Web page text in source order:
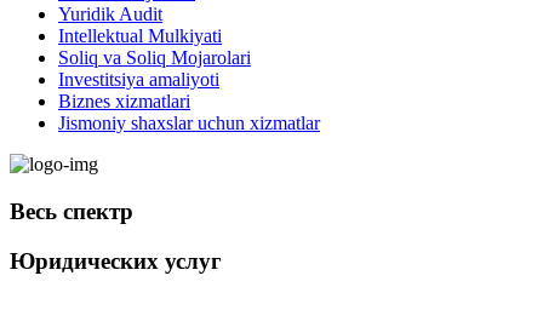
Yuridik Audit
Intellektual Mulkiyati
Soliq va Soliq Mojarolari
Investitsiya amaliyoti
Biznes xizmatlari
Jismoniy shaxslar uchun xizmatlar
Весь спектр
Юридических услуг